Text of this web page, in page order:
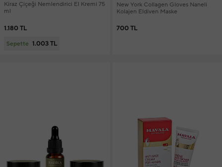
Kiraz Çiçeği Nemlendirici El Kremi 75
ml
1.180 TL
Sepette 1.003 TL
New York Collagen Gloves Naneli
Kolajen Eldiven Maske
700 TL